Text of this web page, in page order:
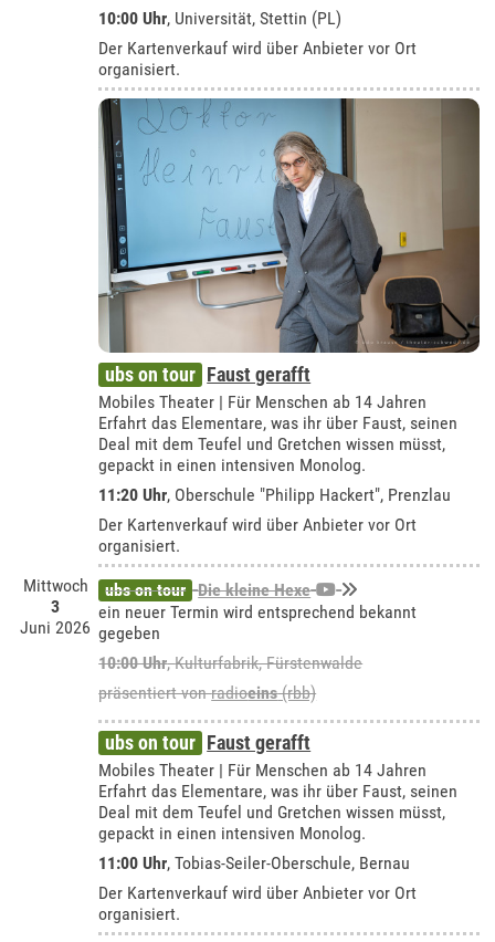
10:00 Uhr, Universität, Stettin (PL)
Der Kartenverkauf wird über Anbieter vor Ort
organisiert.
ubs on tour Faust gerafft
Mobiles Theater | Für Menschen ab 14 Jahren
Erfahrt das Elementare, was ihr über Faust, seinen
Deal mit dem Teufel und Gretchen wissen müsst,
gepackt in einen intensiven Monolog.
11:20 Uhr, Oberschule "Philipp Hackert", Prenzlau
Der Kartenverkauf wird über Anbieter vor Ort
organisiert.
Mittwoch
3
Juni 2026
ubs on tour Die kleine Hexe
ein neuer Termin wird entsprechend bekannt
gegeben
10:00 Uhr,Kulturfabrik, Fürstenwalde
präsentiert vonradioeins(rbb)
ubs on tour Faust gerafft
Mobiles Theater | Für Menschen ab 14 Jahren
Erfahrt das Elementare, was ihr über Faust, seinen
Deal mit dem Teufel und Gretchen wissen müsst,
gepackt in einen intensiven Monolog.
11:00 Uhr,Tobias-Seiler-Oberschule, Bernau
Der Kartenverkauf wird über Anbieter vor Ort
organisiert.